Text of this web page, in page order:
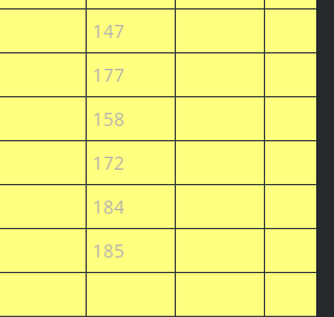
147
177
158
172
184
185